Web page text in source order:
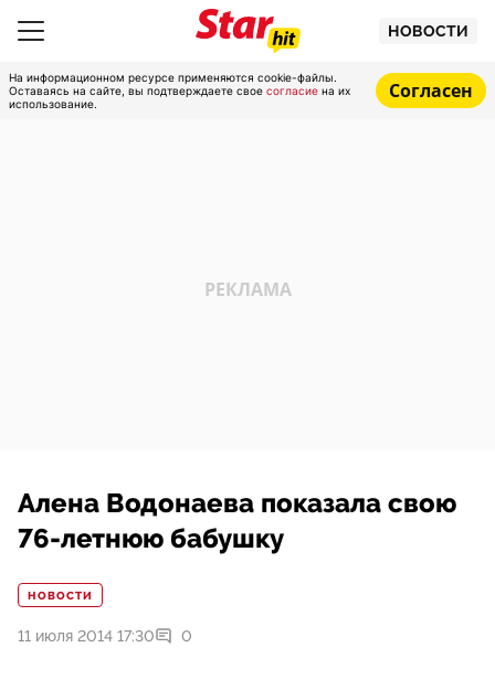
НОВОСТИ
На информационном ресурсе применяются cookie-файлы.
Оставаясь на сайте, вы подтверждаете свое согласие на их
использование.
Согласен
Алена Водонаева показала свою
76-летнюю бабушку
НОВОСТИ
11 июля 2014 17:30 0